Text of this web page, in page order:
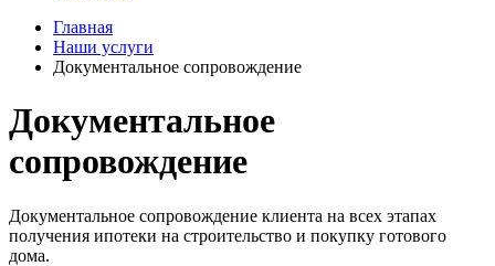
Главная
Наши услуги
Документальное сопровождение
Документальное
сопровождение
Документальное сопровождение клиента на всех этапах
получения ипотеки на строительство и покупку готового
дома.